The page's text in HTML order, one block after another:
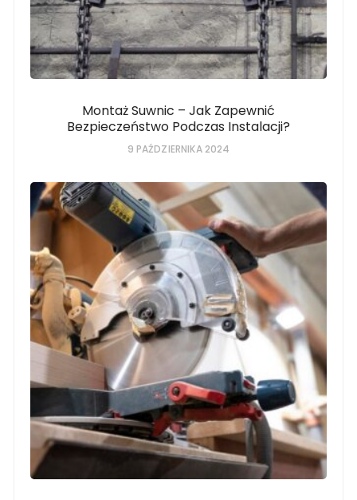
Montaż Suwnic – Jak Zapewnić
Bezpieczeństwo Podczas Instalacji?
9 PAŹDZIERNIKA 2024